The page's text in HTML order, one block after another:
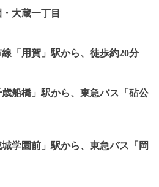
大蔵一丁目
「用賀」駅から、徒歩約20分
船橋」駅から、東急バス「砧公
学園前」駅から、東急バス「岡